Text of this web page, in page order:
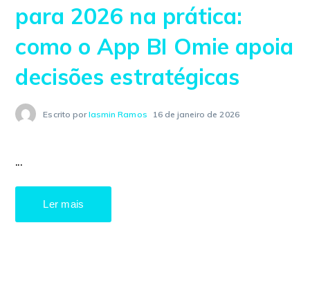
para 2026 na prática:
como o App BI Omie apoia
decisões estratégicas
Escrito porIasmin Ramos 16 de janeiro de 2026
...
Ler mais